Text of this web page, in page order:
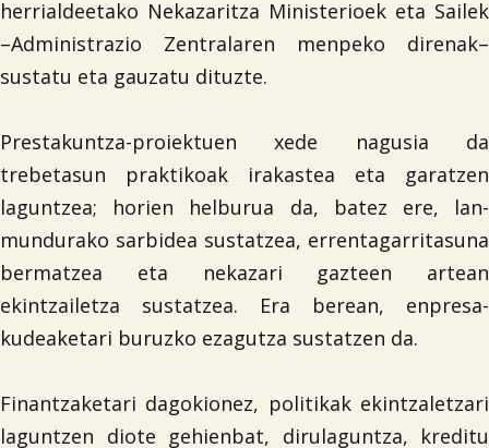
herrialdeetako Nekazaritza Ministerioek eta Sailek
–Administrazio Zentralaren menpeko direnak–
sustatu eta gauzatu dituzte.
Prestakuntza-proiektuen xede nagusia da
trebetasun praktikoak irakastea eta garatzen
laguntzea; horien helburua da, batez ere, lan-
mundurako sarbidea sustatzea, errentagarritasuna
bermatzea eta nekazari gazteen artean
ekintzailetza sustatzea. Era berean, enpresa-
kudeaketari buruzko ezagutza sustatzen da.
Finantzaketari dagokionez, politikak ekintzaletzari
laguntzen diote gehienbat, dirulaguntza, kreditu